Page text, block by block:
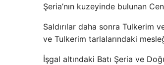
Şeria’nın kuzeyinde bulunan
Saldırılar daha sonra Tulkerim
ve Tulkerim tarlalarındaki
İşgal altındaki Batı Şeria ve